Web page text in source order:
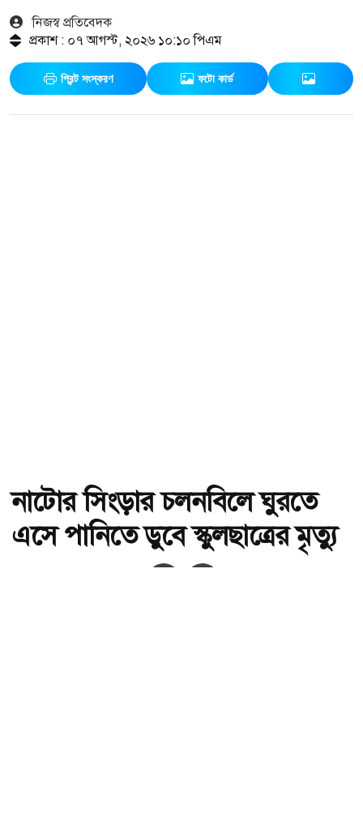
নিজস্ব প্রতিবেদক
প্রকাশ : ০৭ আগস্ট, ২০২৬ ১০:১০ পিএম
প্রিন্ট সংস্করণ ফটো কার্ড
নাটোর সিংড়ার চলনবিলে ঘুরতে
এসে পানিতে ডুবে স্কুলছাত্রের মৃত্যু